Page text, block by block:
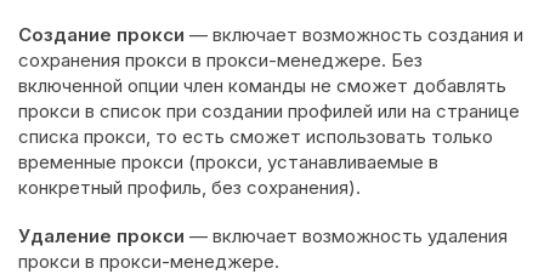
Создание прокси — включает возможность создания и
сохранения прокси в прокси-менеджере. Без
включенной опции член команды не сможет добавлять
прокси в список при создании профилей или на странице
списка прокси, то есть сможет использовать только
временные прокси (прокси, устанавливаемые в
конкретный профиль, без сохранения).
Удаление прокси — включает возможность удаления
прокси в прокси-менеджере.